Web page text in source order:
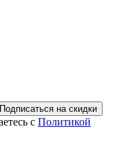
Подписаться на скидки
с Политикой